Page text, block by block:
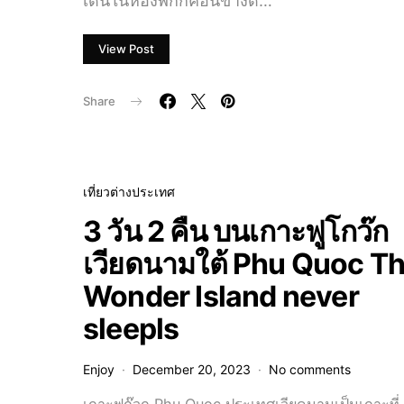
View Post
Share
เที่ยวต่างประเทศ
3 วัน 2 คืน บนเกาะฟูโกว๊ก
เวียดนามใต้ Phu Quoc
Wonder Island never
sleepls
Enjoy December 20, 2023 No comments